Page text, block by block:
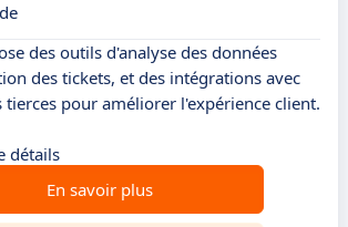
des outils d'analyse des données
des tickets, et des intégrations avec
tierces pour améliorer l'expérience client.
détails
En savoir plus